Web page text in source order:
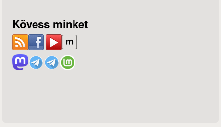
Kövess minket